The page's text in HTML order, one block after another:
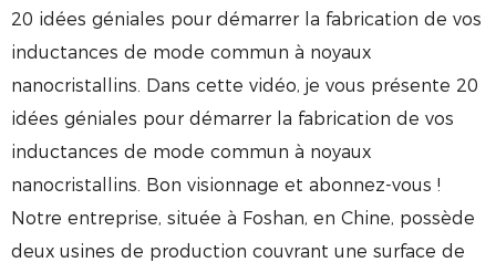
20 idées géniales pour démarrer la fabrication de vos
inductances de mode commun à noyaux
nanocristallins. Dans cette vidéo, je vous présente 20
idées géniales pour démarrer la fabrication de vos
inductances de mode commun à noyaux
nanocristallins. Bon visionnage et abonnez-vous !
Notre entreprise, située à Foshan, en Chine, possède
deux usines de production couvrant une surface de